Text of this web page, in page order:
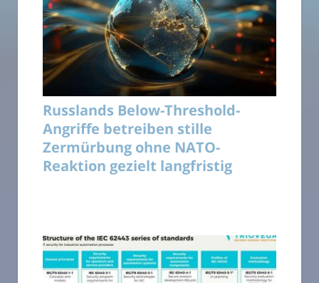
Russlands Below-Threshold-
Angriffe betreiben stille
Zermürbung ohne NATO-
Reaktion gezielt langfristig